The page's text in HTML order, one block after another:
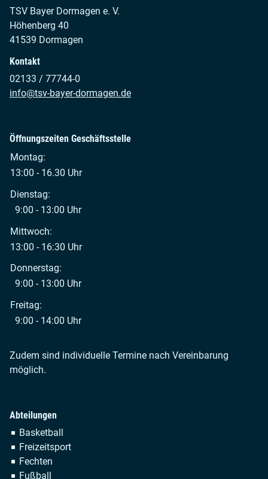
TSV Bayer Dormagen e. V.
Höhenberg 40
41539 Dormagen
Kontakt
02133 / 77744-0
info@tsv-bayer-dormagen.de
Öffnungszeiten Geschäftsstelle
Montag:
13:00 - 16.30 Uhr
Dienstag:
9:00 - 13:00 Uhr
Mittwoch:
13:00 - 16:30 Uhr
Donnerstag:
9:00 - 13:00 Uhr
Freitag:
9:00 - 14:00 Uhr
Zudem sind individuelle Termine nach Vereinbarung
möglich.
Abteilungen
Navigation
überspringen
Basketball
Freizeitsport
Fechten
Fußball